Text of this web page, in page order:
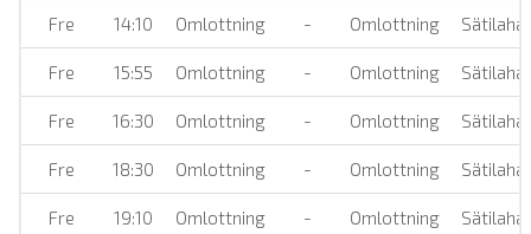
Fre 14:10 Omlottning - Omlottning
Fre 15:55 Omlottning - Omlottning
Fre 16:30 Omlottning - Omlottning
Fre 18:30 Omlottning - Omlottning
Fre 19:10 Omlottning - Omlottning